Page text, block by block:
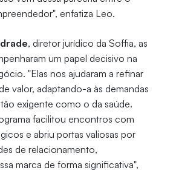
enfatiza Leo.
, diretor jurídico da Soffia, as
um papel decisivo na
"Elas nos ajudaram a refinar
valor, adaptando-a às demandas
exigente como o da saúde.
facilitou encontros com
e abriu portas valiosas por
de relacionamento,
marca de forma significativa",